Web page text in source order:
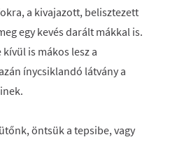
a kivajazott, belisztezett
egy kevés darált mákkal is.
is mákos lesz a
ínycsiklandó látvány a
öntsük a tepsibe, vagy